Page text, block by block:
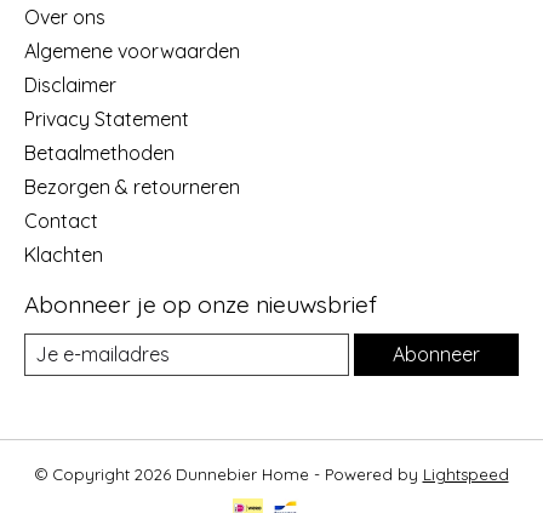
Over ons
Algemene voorwaarden
Disclaimer
Privacy Statement
Betaalmethoden
Bezorgen & retourneren
Contact
Klachten
Abonneer je op onze nieuwsbrief
Abonneer
© Copyright 2026 Dunnebier Home - Powered by Lightspeed